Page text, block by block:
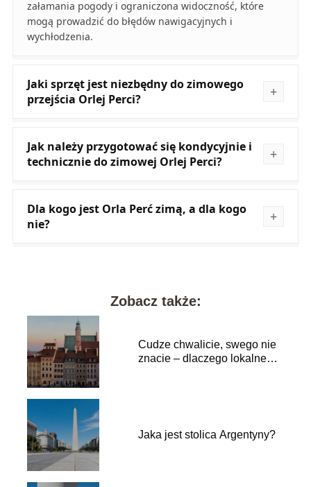
załamania pogody i ograniczona widoczność, które
mogą prowadzić do błędów nawigacyjnych i
wychłodzenia.
Jaki sprzęt jest niezbędny do zimowego
przejścia Orlej Perci?
Jak należy przygotować się kondycyjnie i
technicznie do zimowej Orlej Perci?
Dla kogo jest Orla Perć zimą, a dla kogo
nie?
Zobacz także:
Cudze chwalicie, swego nie
znacie – dlaczego lokalne
Jaka jest stolica Argentyny?